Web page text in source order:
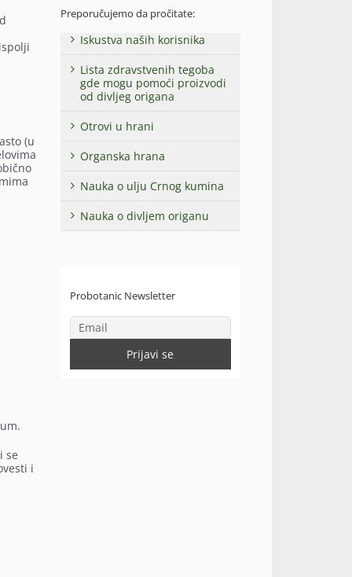
(u
se
i
Preporučujemo da pročitate:
Iskustva naših korisnika
Lista zdravstvenih tegoba
gde mogu pomoći proizvodi
od divljeg origana
Otrovi u hrani
Organska hrana
Nauka o ulju Crnog kumina
Nauka o divljem origanu
Probotanic Newsletter